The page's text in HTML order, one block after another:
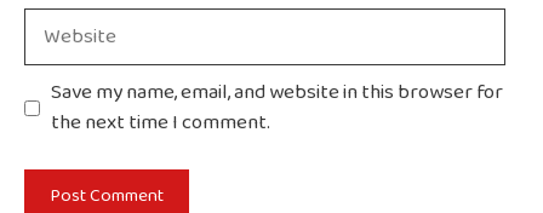
Website
Save my name, email, and website in this browser for
the next time I comment.